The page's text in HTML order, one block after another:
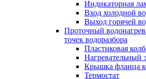
Индикаторная
Вход холодной
Выход горячей
Проточный
точек водоразбора
Пластиковая
Нагревательный
Крышка фланца
Термостат